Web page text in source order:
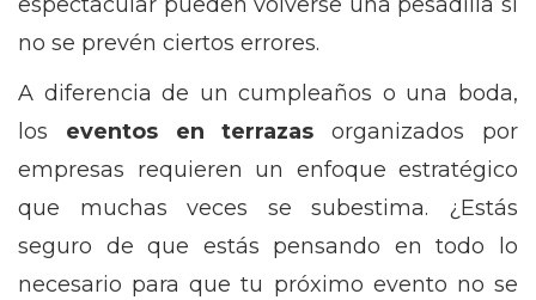
no se prevén ciertos errores.
A diferencia de un cumpleaños o una boda,
los eventos en terrazas organizados por
empresas requieren un enfoque estratégico
que muchas veces se subestima. ¿Estás
seguro de que estás pensando en todo lo
necesario para que tu próximo evento no se